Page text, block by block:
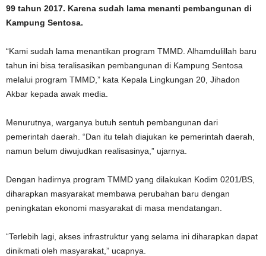
99 tahun 2017. Karena sudah lama menanti pembangunan di
Kampung Sentosa.
“Kami sudah lama menantikan program TMMD. Alhamdulillah baru
tahun ini bisa teralisasikan pembangunan di Kampung Sentosa
melalui program TMMD,” kata Kepala Lingkungan 20, Jihadon
Akbar kepada awak media.
Menurutnya, warganya butuh sentuh pembangunan dari
pemerintah daerah. “Dan itu telah diajukan ke pemerintah daerah,
namun belum diwujudkan realisasinya,” ujarnya.
Dengan hadirnya program TMMD yang dilakukan Kodim 0201/BS,
diharapkan masyarakat membawa perubahan baru dengan
peningkatan ekonomi masyarakat di masa mendatangan.
“Terlebih lagi, akses infrastruktur yang selama ini diharapkan dapat
dinikmati oleh masyarakat,” ucapnya.